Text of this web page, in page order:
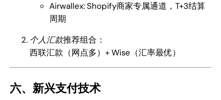
Airwallex: Shopify商家专属通道，T+3结算
周期
个人汇款推荐组合：
西联汇款（网点多）+ Wise（汇率最优）
六、新兴支付技术